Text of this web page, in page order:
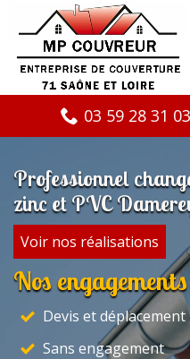
03 59 28 31 03
Professionnel
zinc et PVC
Voir nos réalisations
Nos engagements
Devis et
Sans engagement